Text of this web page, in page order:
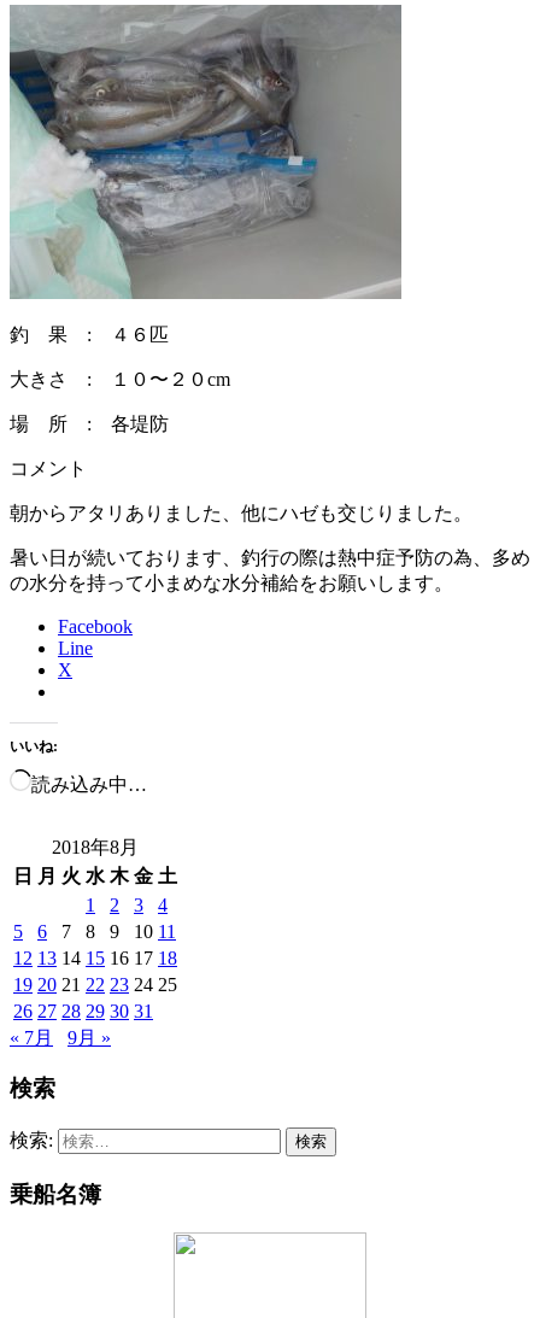
釣 果 : ４６匹
大きさ : １０〜２０cm
場 所 : 各堤防
コメント
朝からアタリありました、他にハゼも交じりました。
暑い日が続いております、釣行の際は熱中症予防の為、多め
の水分を持って小まめな水分補給をお願いします。
Facebook
Line
X
いいね:
読み込み中…
2018年8月
日
月 火 水 木 金 土
1
2 3
4
5
6 7 8 9 10 11
12 13 14 15 16 17 18
19 20 21 22 23 24 25
26 27 28 29 30 31
« 7月
9月 »
検索
検索:
乗船名簿